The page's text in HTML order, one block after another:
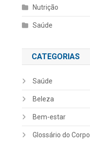
Nutrição
Saúde
CATEGORIAS
Saúde
Beleza
Bem-estar
Glossário do Corpo